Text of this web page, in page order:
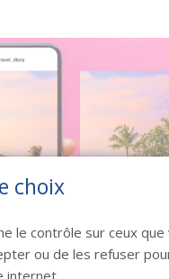
choix
le contrôle sur ceux que
ou de les refuser
internet.